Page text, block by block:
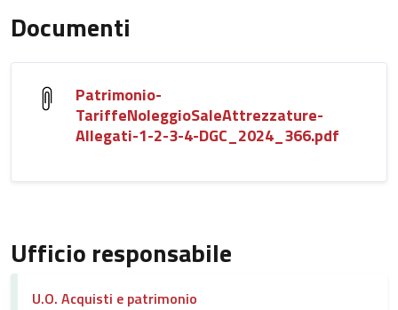
Documenti
Patrimonio-
TariffeNoleggioSaleAttrezzature-
Allegati-1-2-3-4-DGC_2024_366.pdf
Ufficio responsabile
U.O. Acquisti e patrimonio